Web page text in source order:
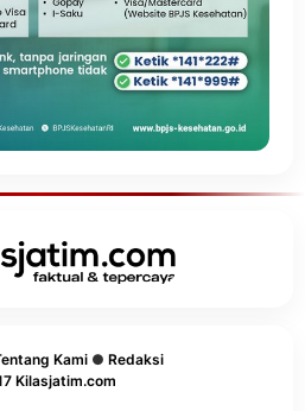
Kami ● Redaksi
Kilasjatim.com